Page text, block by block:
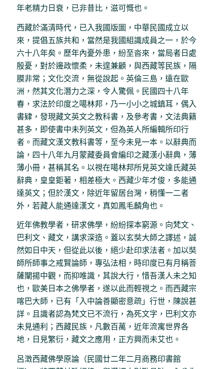
年老精力日衰，已非昔比，滋可慨也。
西藏於滿清時代，已入我國版圖，中華民國成立以
來，提倡五族共和，當然是我國組識成員之一，於今
六十八年矣。歷年內憂外患，紛至沓來，當局者日處
殷憂，對於邊政懷柔，未遑兼顧，與西藏等民族，隔
膜非常；文化交流，無從說起。英倫三島，遠在歐
洲，然其文化潛力之深，令人驚佩。民國四十八年
春，求法於印度之噶林邦，乃一小小之城鎮耳，偶入
書肄，發現藏文英文之教科書，及參考書，文法典籍
甚多，即使書中未列英文，但為英人所編輯所印行
者。而藏文漢文教科書等，至今未見一本。以辭典而
論，四十八年九月蒙藏委員會編印之藏漢小辭典，薄
薄小冊，甚稱其名。以視在噶林邦所見英文達氏藏英
辭典，皇皇鉅著，相差極大。西藏少年才俊，多能通
達英文；但於漢文，除近年留居台灣，稍懂一二者
外，若藏人能通達漢文，真如鳳毛麟角也。
近年佛教學者，研求佛學，紛紛探本窮源。向梵文、
巴利文、藏文，講求深造。蓋以玄奘大師之譯述，誠
然如日中天，但從此以後，絕少赴印求法者。加以奘
師所師事之戒賢論師，專弘法相，時印度已有月稱菩
薩闡揚中觀，而抑唯識，其說大行，惜吾漢人未之知
也，歐美日本之佛學者，遂以此而輕視之。而西藏宗
喀巴大師，已有「入中論善顯密意疏」行世，陳說甚
詳。且識者認為梵文已不流行，為死文字，巴利文亦
未見通利；西藏民族，凡數百萬，近年流寓世界各
地，日見繁衍，藏文之應用，正方興而未艾也。
呂澂西藏佛學原論（民國廿二年二月商務印書館